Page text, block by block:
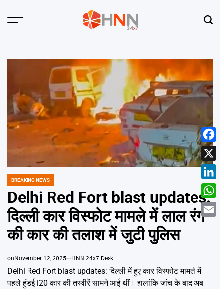
Menu
POSTED
BREAKING NEWS
Delhi Red Fort blast updates:
दिल्ली कार विस्फोट मामले में लाल रंग
की कार की तलाश में जुटी पुलिस
onNovember 12, 2025 HNN 24x7 Desk
Delhi Red Fort blast updates: दिल्ली में हुए कार विस्फोट मामले में
पहले हुंडई i20 कार की तस्वीरें सामने आई थीं। हालांकि जांच के बाद अब
X